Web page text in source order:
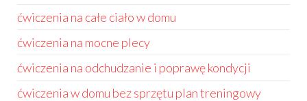
ćwiczenia na całe ciało w domu
ćwiczenia na mocne plecy
ćwiczenia na odchudzanie i poprawę kondycji
ćwiczenia w domu bez sprzętu plan treningowy